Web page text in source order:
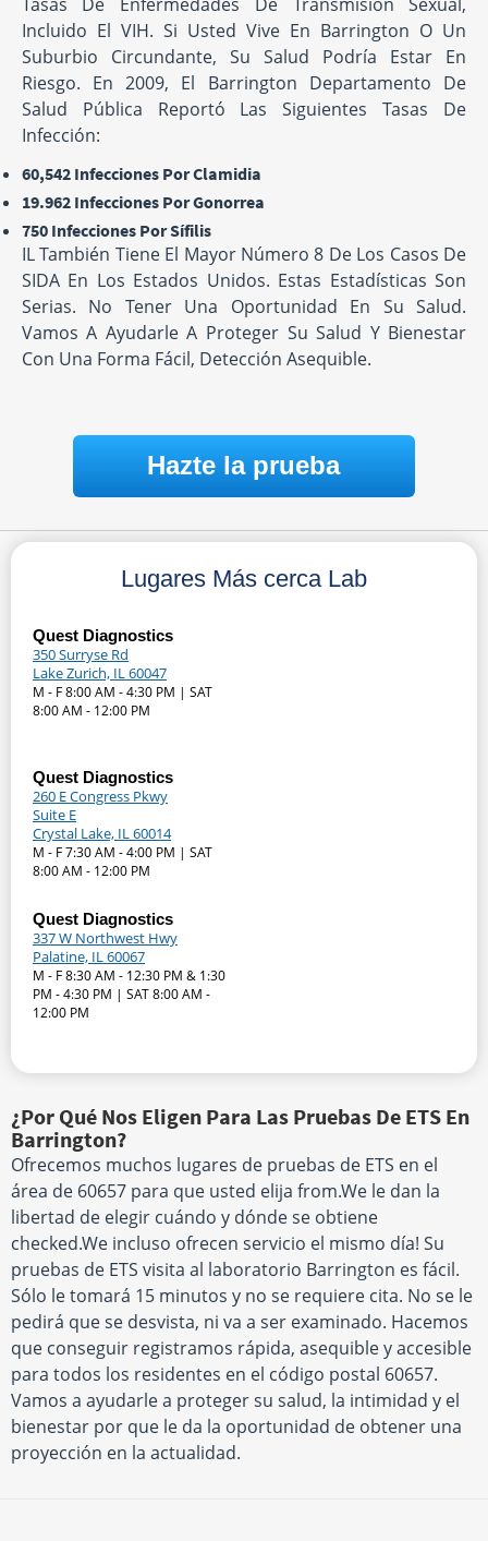
Incluido El VIH. Si Usted Vive En Barrington O Un
Suburbio Circundante, Su Salud Podría Estar En
Riesgo. En 2009, El Barrington Departamento De
Salud Pública Reportó Las Siguientes Tasas De
Infección:
60,542 Infecciones Por Clamidia
19.962 Infecciones Por Gonorrea
750 Infecciones Por Sífilis
IL También Tiene El Mayor Número 8 De Los Casos De
SIDA En Los Estados Unidos. Estas Estadísticas Son
Serias. No Tener Una Oportunidad En Su Salud.
Vamos A Ayudarle A Proteger Su Salud Y Bienestar
Con Una Forma Fácil, Detección Asequible.
Hazte la prueba
Lugares Más cerca Lab
Quest Diagnostics
350 Surryse Rd
Lake Zurich, IL 60047
M - F 8:00 AM - 4:30 PM | SAT
8:00 AM - 12:00 PM
Quest Diagnostics
260 E Congress Pkwy
Suite E
Crystal Lake, IL 60014
M - F 7:30 AM - 4:00 PM | SAT
8:00 AM - 12:00 PM
Quest Diagnostics
337 W Northwest Hwy
Palatine, IL 60067
M - F 8:30 AM - 12:30 PM & 1:30
PM - 4:30 PM | SAT 8:00 AM -
12:00 PM
¿Por Qué Nos Eligen Para Las Pruebas De ETS En
Barrington?
Ofrecemos muchos lugares de pruebas de ETS en el
área de 60657 para que usted elija from.We le dan la
libertad de elegir cuándo y dónde se obtiene
checked.We incluso ofrecen servicio el mismo día! Su
pruebas de ETS visita al laboratorio Barrington es fácil.
Sólo le tomará 15 minutos y no se requiere cita. No se le
pedirá que se desvista, ni va a ser examinado. Hacemos
que conseguir registramos rápida, asequible y accesible
para todos los residentes en el código postal 60657.
Vamos a ayudarle a proteger su salud, la intimidad y el
bienestar por que le da la oportunidad de obtener una
proyección en la actualidad.